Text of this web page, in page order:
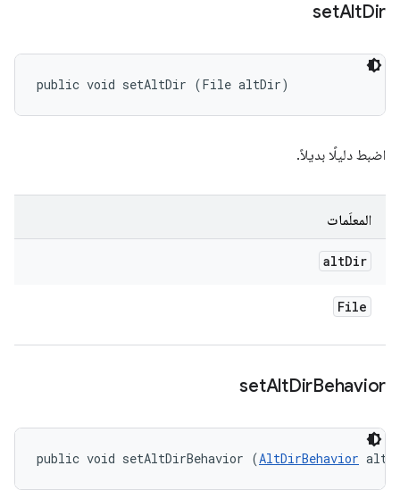
setAltDir
public void setAltDir (File altDir)
اضبط دليلًا بديلاً.
المعلَمات
altDir
File
setAltDirBehavior
public void setAltDirBehavior (AltDirBehavior